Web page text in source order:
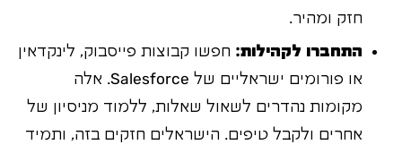
חזק ומהיר.
התחברו לקהילות: חפשו קבוצות פייסבוק, לינקדאין
או פורומים ישראליים של Salesforce. אלה
מקומות נהדרים לשאול שאלות, ללמוד מניסיון של
אחרים ולקבל טיפים. הישראלים חזקים בזה, ותמיד